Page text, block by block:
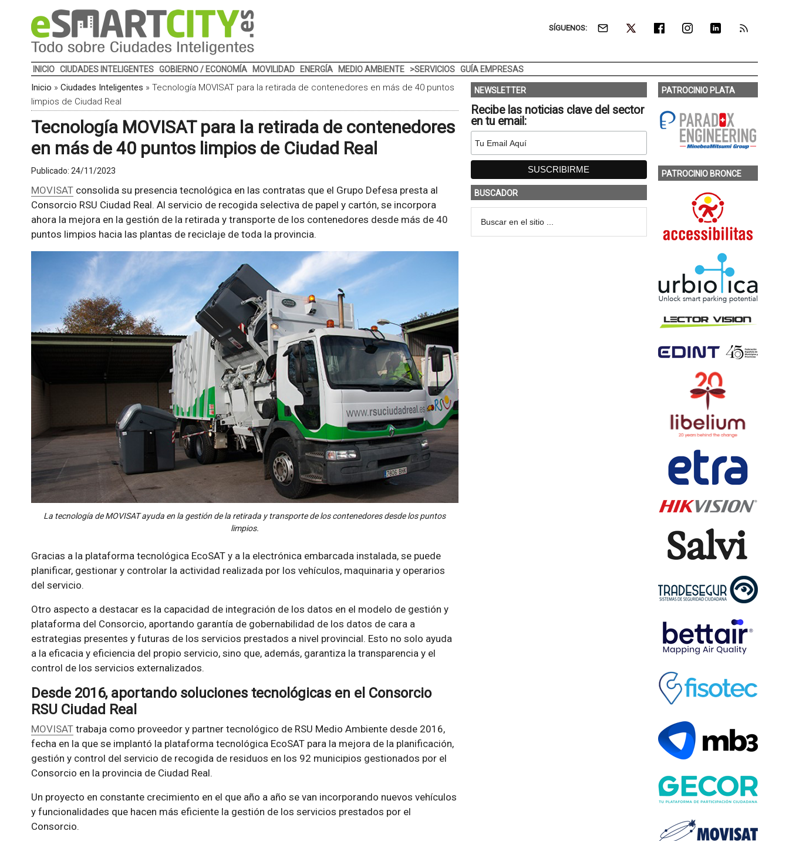
SÍGUENOS:
INICIO CIUDADES INTELIGENTES GOBIERNO / ECONOMÍA MOVILIDAD ENERGÍA MEDIO AMBIENTE >SERVICIOS GUÍA EMPRESAS
Inicio » Ciudades Inteligentes » Tecnología MOVISAT para la retirada de contenedores en más de 40 puntos
limpios de Ciudad Real
Tecnología MOVISAT para la retirada de contenedores
en más de 40 puntos limpios de Ciudad Real
Publicado: 24/11/2023
MOVISATconsolida su presencia tecnológica en las contratas que el Grupo Defesa presta al
Consorcio RSU Ciudad Real. Al servicio de recogida selectiva de papel y cartón, se incorpora
ahora la mejora en la gestión de la retirada y transporte de los contenedores desde más de 40
puntos limpios hacia las plantas de reciclaje de toda la provincia.
La tecnología de MOVISAT ayuda en la gestión de la retirada y transporte de los contenedores desde los puntos
limpios.
Gracias a la plataforma tecnológica EcoSAT y a la electrónica embarcada instalada, se puede
planificar, gestionar y controlar la actividad realizada por los vehículos, maquinaria y operarios
del servicio.
Otro aspecto a destacar es la capacidad de integración de los datos en el modelo de gestión y
plataforma del Consorcio, aportando garantía de gobernabilidad de los datos de cara a
estrategias presentes y futuras de los servicios prestados a nivel provincial. Esto no solo ayuda
a la eficacia y eficiencia del propio servicio, sino que, además, garantiza la transparencia y el
control de los servicios externalizados.
Desde 2016, aportando soluciones tecnológicas en el Consorcio
RSU Ciudad Real
MOVISATtrabaja como proveedor y partner tecnológico de RSU Medio Ambiente desde 2016,
fecha en la que se implantó la plataforma tecnológica EcoSAT para la mejora de la planificación,
gestión y control del servicio de recogida de residuos en los 92 municipios gestionados por el
Consorcio en la provincia de Ciudad Real.
Un proyecto en constante crecimiento en el que año a año se van incorporando nuevos vehículos
y funcionalidades que hacen más eficiente la gestión de los servicios prestados por el
Consorcio.
NEWSLETTER
Recibe las noticias clave del sector
en tu email:
BUSCADOR
PATROCINIO PLATA
PATROCINIO BRONCE